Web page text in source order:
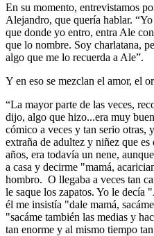
En su momento, entrevistamos
Alejandro, que quería hablar.
que donde yo entro, entra Ale
que lo nombre. Soy charlatana,
algo que me lo recuerda a Ale”.
Y en eso se mezclan el amor, el
“La mayor parte de las veces,
dijo, algo que hizo...era muy
cómico a veces y tan serio otras,
extraña de adultez y niñez que
años, era todavía un nene,
a casa y decirme "mamá,
hombro. O llegaba a veces tan
le saque los zapatos. Yo le decía
él me insistía "dale mamá,
"sacáme también las medias y
tan enorme y al mismo tiempo